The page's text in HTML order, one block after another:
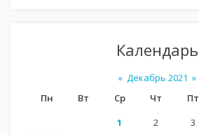
Календарь
« Декабрь 2021 »
Пн
Вт Ср Чт Пт
1
2 3